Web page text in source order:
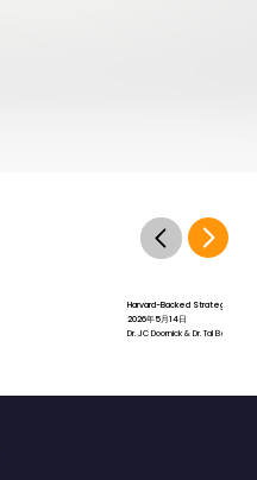
Harvard-Backed Strategies for
2026年5月14日
Dr. JC Doornick & Dr. Tal Ben-